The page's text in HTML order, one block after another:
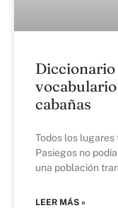
Diccionario
cabañas
Todos los lugares
Pasiegos no
una población
LEER MÁS »